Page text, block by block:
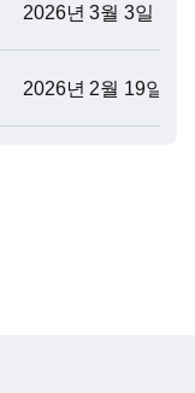
2026년 3월 3일
2026년 2월 19일